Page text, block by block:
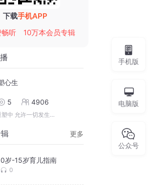
下载手机APP
听
10万本会员专辑
心生
5 4906
塑中 允许一切发生…
更多
0岁-15岁育儿指南
0
手机版
电脑版
公众号